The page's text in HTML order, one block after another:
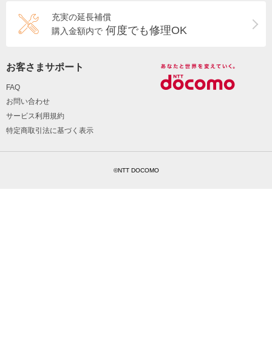
充実の延長補償
購入金額内で 何度でも修理OK
お客さまサポート
FAQ
お問い合わせ
サービス利用規約
特定商取引法に基づく表示
©NTT DOCOMO